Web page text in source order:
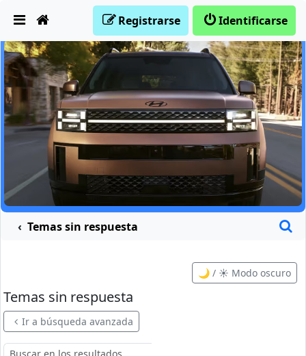
Identificarse
Registrarse
Temas sin respuesta
🌙 / ☀️ Modo oscuro
Temas sin respuesta
Ir a búsqueda avanzada